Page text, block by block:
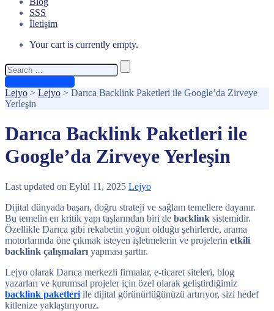
SSS
İletişim
Your cart is currently empty.
Search
for:
Lejyo > Lejyo > Darıca Backlink Paketleri ile Google’da Zirveye
Yerleşin
Darıca Backlink Paketleri ile
Google’da Zirveye Yerleşin
Last updated on Eylül 11, 2025 Lejyo
Dijital dünyada başarı, doğru strateji ve sağlam temellere dayanır.
Bu temelin en kritik yapı taşlarından biri de backlink sistemidir.
Özellikle Darıca gibi rekabetin yoğun olduğu şehirlerde, arama
motorlarında öne çıkmak isteyen işletmelerin ve projelerin etkili
backlink çalışmaları yapması şarttır.
Lejyo olarak Darıca merkezli firmalar, e-ticaret siteleri, blog
yazarları ve kurumsal projeler için özel olarak geliştirdiğimiz
backlink paketleri ile dijital görünürlüğünüzü artırıyor, sizi hedef
kitlenize yaklaştırıyoruz.